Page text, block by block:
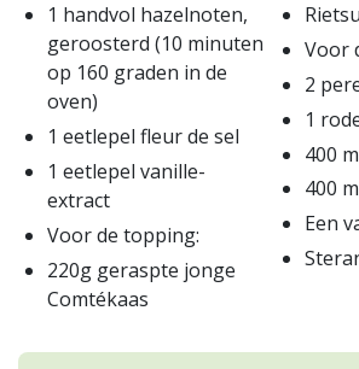
1 handvol hazelnoten,
geroosterd (10 minuten
op 160 graden in de
oven)
1 eetlepel fleur de sel
1 eetlepel vanille-
extract
Voor de topping:
220g geraspte jonge
Comtékaas
Voor
2
1
400
400
Een